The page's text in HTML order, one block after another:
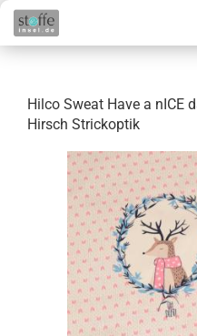
Hilco Sweat Have a nICE
Hirsch Strickoptik